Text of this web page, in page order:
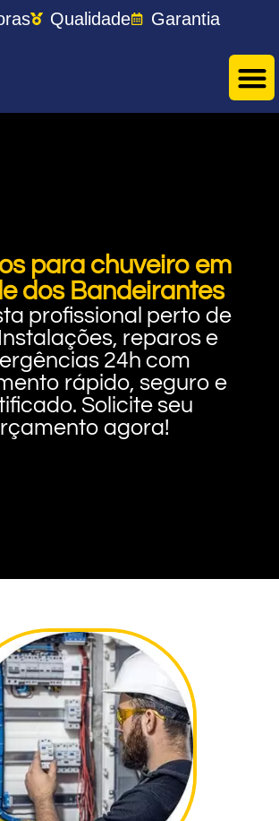
Qualidade Garantia
para chuveiro em
dos Bandeirantes
profissional perto de
reparos e
24h com
rápido, seguro e
Solicite seu
agora!